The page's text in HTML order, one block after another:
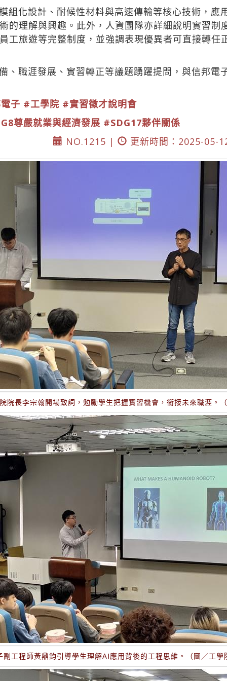
組化設計、耐候性材料與高速傳輸等核心技術，應
的理解與興趣。此外，人資團隊亦詳細說明實習制
工旅遊等完整制度，並強調表現優異者可直接轉任
、職涯發展、實習轉正等議題踴躍提問，與信邦電
子 #工學院 #實習徵才說明會
尊嚴就業與經濟發展 #SDG17夥伴關係
NO.1215 |
更新時間：2025-05-
院長李宗翰開場致詞，勉勵學生把握實習機會，銜接未來職涯。
副工程師黃鼎鈞引導學生理解AI應用背後的工程思維。（圖／工學